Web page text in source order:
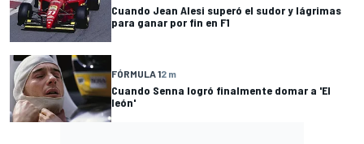
Cuando Jean Alesi superó el sudor y lágrimas
para ganar por fin en F1
FÓRMULA 12 m
Cuando Senna logró finalmente domar a 'El
león'